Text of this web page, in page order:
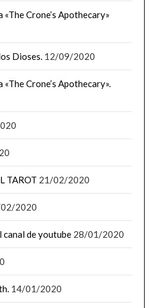
Crone’s Apothecary»
Dioses. 12/09/2020
Crone’s Apothecary».
TAROT 21/02/2020
2020
canal de youtube 28/01/2020
14/01/2020